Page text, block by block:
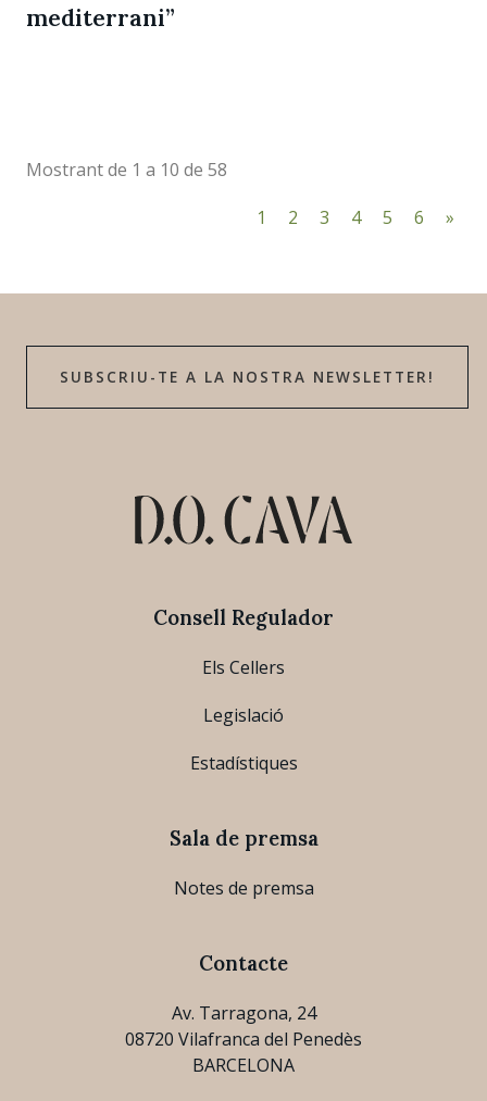
mediterrani”
Mostrant de 1 a 10 de 58
1
2 3 4 5 6 »
SUBSCRIU-TE A LA NOSTRA NEWSLETTER!
Consell Regulador
Els Cellers
Legislació
Estadístiques
Sala de premsa
Notes de premsa
Contacte
Av. Tarragona, 24
08720 Vilafranca del Penedès
BARCELONA